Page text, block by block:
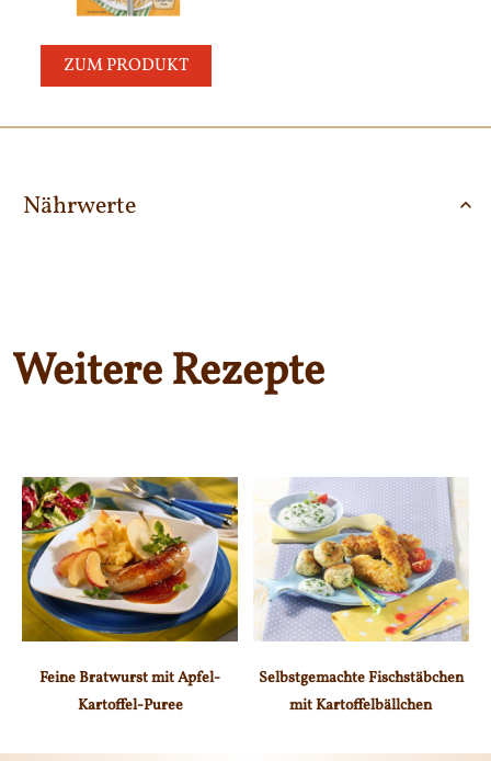
ZUM PRODUKT
Nährwerte
Weitere Rezepte
Feine Bratwurst mit Apfel-
Kartoffel-Puree
Selbstgemachte Fischstäbchen
mit Kartoffelbällchen